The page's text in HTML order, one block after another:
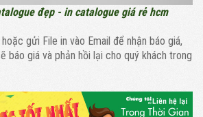
đẹp - in catalogue giá rẻ hcm
gửi File in vào Email để nhận báo giá,
báo giá và phản hồi lại cho quý khách trong